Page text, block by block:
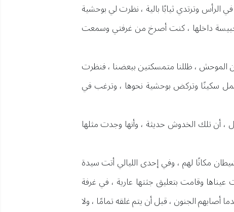
الرأس وترتدي ثيابًا بالية ، نظرت لي بوحشية
داخلها ، كنت أصرخ من غرفتي وسمعت
الموحش ، ظللنا متمسكتين ببعضنا ، فنظرت
سكينًا وتركض بوحشية نحوها ، وترغب في
، أن تلك الخدوش حديثة ، وأنها وجدت مثلها
مكانًا لهم ، وفي إحدى الليالي أتت سيدة
وقامت بتعليق جثتها عارية ، في غرفة
الجنون ، قبل أن يتم غلقه تمامًا ، ولا